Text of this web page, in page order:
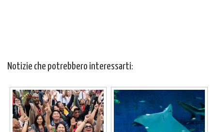
Notizie che potrebbero interessarti: